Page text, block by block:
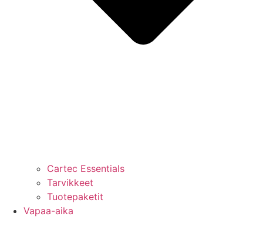
Cartec Essentials
Tarvikkeet
Tuotepaketit
Vapaa-aika